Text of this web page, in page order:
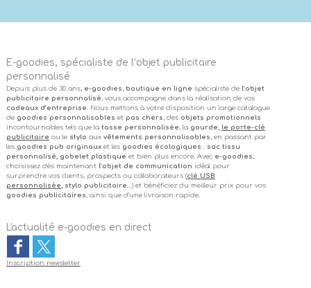
E-goodies, spécialiste de l’objet publicitaire
personnalisé
Depuis plus de 30 ans, e-goodies , boutique en ligne spécialiste de l’objet
publicitaire personnalisé , vous accompagne dans la réalisation de vos
cadeaux d’entreprise. Nous mettons à votre disposition un large catalogue
de goodies personnalisables et pas chers , des objets promotionnels
incontournables tels que la tasse personnalisée , la gourde, le porte-clé
publicitaire ou le stylo aux vêtements personnalisables , en passant par
les goodies pub originauxet les goodies écologiques : sac tissu
personnalisé, gobelet plastique et bien plus encore. Avec e-goodies ,
choisissez dès maintenant l’objet de communication idéal pour
surprendre vos clients, prospects ou collaborateurs (clé USB
personnalisée, stylo publicitaire…) et bénéficiez du meilleur prix pour vos
goodies publicitaires , ainsi que d’une livraison rapide.
L'actualité e-goodies en direct
Inscription newsletter